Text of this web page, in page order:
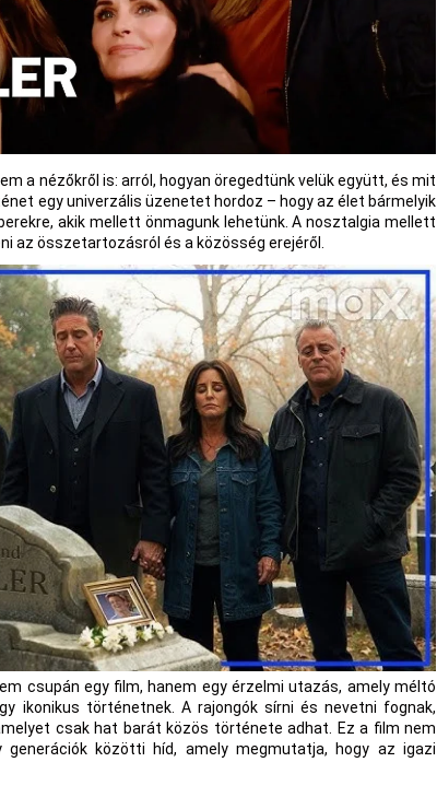
a nézőkről is: arról, hogyan öregedtünk velük együtt, és mit
egy univerzális üzenetet hordoz – hogy az élet bármelyik
akik mellett önmagunk lehetünk. A nosztalgia mellett
az összetartozásról és a közösség erejéről.
csupán egy film, hanem egy érzelmi utazás, amely méltó
ikonikus történetnek. A rajongók sírni és nevetni fognak,
csak hat barát közös története adhat. Ez a film nem
közötti híd, amely megmutatja, hogy az igazi